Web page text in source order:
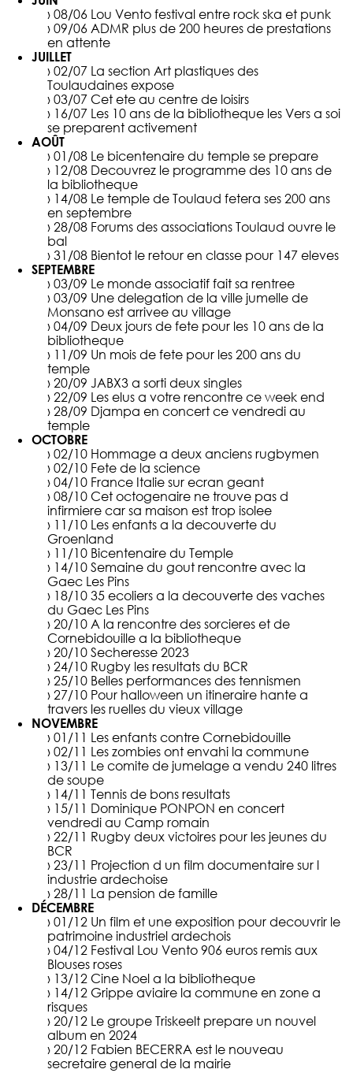
› 08/06 Lou Vento festival entre rock ska et punk
› 09/06 ADMR plus de 200 heures de prestations
en attente
JUILLET
› 02/07 La section Art plastiques des
Toulaudaines expose
› 03/07 Cet ete au centre de loisirs
› 16/07 Les 10 ans de la bibliotheque les Vers a soi
se preparent activement
AOÛT
› 01/08 Le bicentenaire du temple se prepare
› 12/08 Decouvrez le programme des 10 ans de
la bibliotheque
› 14/08 Le temple de Toulaud fetera ses 200 ans
en septembre
› 28/08 Forums des associations Toulaud ouvre le
bal
› 31/08 Bientot le retour en classe pour 147 eleves
SEPTEMBRE
› 03/09 Le monde associatif fait sa rentree
› 03/09 Une delegation de la ville jumelle de
Monsano est arrivee au village
› 04/09 Deux jours de fete pour les 10 ans de la
bibliotheque
› 11/09 Un mois de fete pour les 200 ans du
temple
› 20/09 JABX3 a sorti deux singles
› 22/09 Les elus a votre rencontre ce week end
› 28/09 Djampa en concert ce vendredi au
temple
OCTOBRE
› 02/10 Hommage a deux anciens rugbymen
› 02/10 Fete de la science
› 04/10 France Italie sur ecran geant
› 08/10 Cet octogenaire ne trouve pas d
infirmiere car sa maison est trop isolee
› 11/10 Les enfants a la decouverte du
Groenland
› 11/10 Bicentenaire du Temple
› 14/10 Semaine du gout rencontre avec la
Gaec Les Pins
› 18/10 35 ecoliers a la decouverte des vaches
du Gaec Les Pins
› 20/10 A la rencontre des sorcieres et de
Cornebidouille a la bibliotheque
› 20/10 Secheresse 2023
› 24/10 Rugby les resultats du BCR
› 25/10 Belles performances des tennismen
› 27/10 Pour halloween un itineraire hante a
travers les ruelles du vieux village
NOVEMBRE
› 01/11 Les enfants contre Cornebidouille
› 02/11 Les zombies ont envahi la commune
› 13/11 Le comite de jumelage a vendu 240 litres
de soupe
› 14/11 Tennis de bons resultats
› 15/11 Dominique PONPON en concert
vendredi au Camp romain
› 22/11 Rugby deux victoires pour les jeunes du
BCR
› 23/11 Projection d un film documentaire sur l
industrie ardechoise
› 28/11 La pension de famille
DÉCEMBRE
› 01/12 Un film et une exposition pour decouvrir le
patrimoine industriel ardechois
› 04/12 Festival Lou Vento 906 euros remis aux
Blouses roses
› 13/12 Cine Noel a la bibliotheque
› 14/12 Grippe aviaire la commune en zone a
risques
› 20/12 Le groupe Triskeelt prepare un nouvel
album en 2024
› 20/12 Fabien BECERRA est le nouveau
secretaire general de la mairie